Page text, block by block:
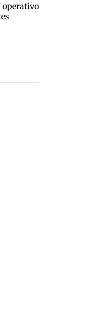
operativo